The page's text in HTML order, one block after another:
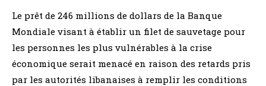
Le prêt de 246 millions de dollars de la Banque
Mondiale visant à établir un filet de sauvetage pour
les personnes les plus vulnérables à la crise
économique serait menacé en raison des retards pris
par les autorités libanaises à remplir les conditions